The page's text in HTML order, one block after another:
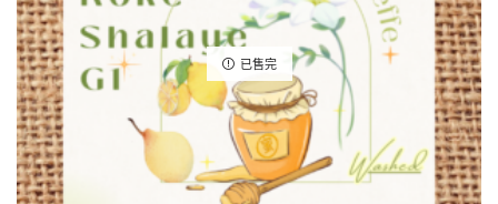
(天
花
板
級
的
享
受)
已售完